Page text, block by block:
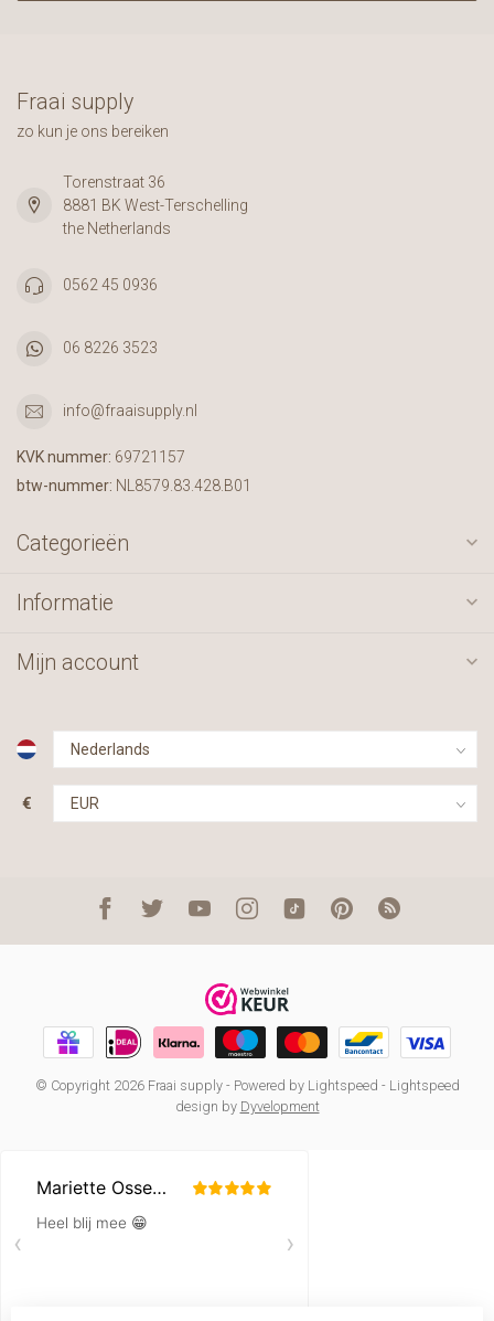
Fraai supply
zo kun je ons bereiken
Torenstraat 36
8881 BK West-Terschelling
the Netherlands
0562 45 0936
06 8226 3523
info@fraaisupply.nl
KVK nummer: 69721157
btw-nummer: NL8579.83.428.B01
Categorieën
Informatie
Mijn account
€
© Copyright 2026 Fraai supply- Powered by Lightspeed - Lightspeed
design by Dyvelopment